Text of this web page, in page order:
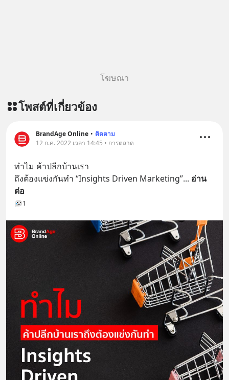
โฆษณา
โพสต์ที่เกี่ยวข้อง
BrandAge Online • ติดตาม
12 ก.ค. 2022 เวลา 14:45 • การตลาด
ทำไม ค้าปลีกบ้านเรา
ถึงต้องแข่งกันทำ “Insights Driven Marketing”... อ่าน
ต่อ
1